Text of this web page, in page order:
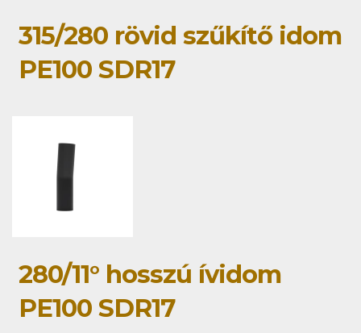
315/280 rövid szűkítő idom
PE100 SDR17
280/11° hosszú ívidom
PE100 SDR17